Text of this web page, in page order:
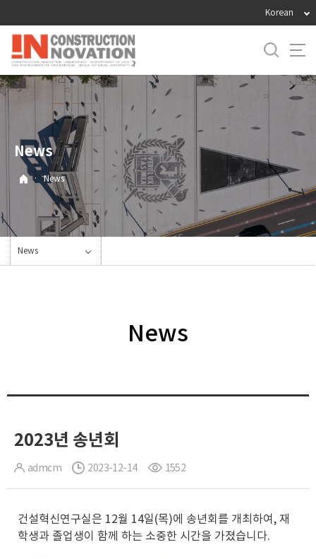
로
메
뉴
Korean
News
· News
News
News
2023년 송년회
admcm 2023-12-14 1552
건설혁신연구실은 12월 14일(목)에 송년회를 개최하여, 재
학생과 졸업생이 함께 하는 소중한 시간을 가졌습니다.